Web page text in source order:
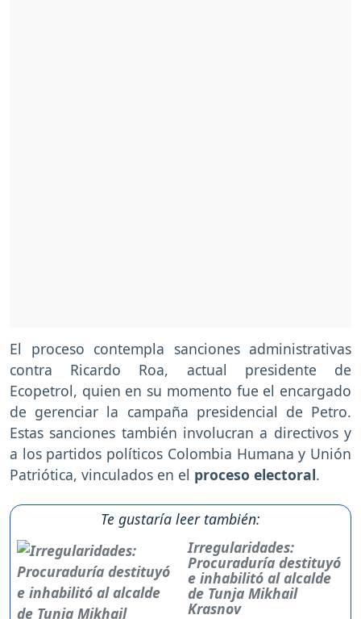
El proceso contempla sanciones administrativas
contra Ricardo Roa, actual presidente de
Ecopetrol, quien en su momento fue el encargado
de gerenciar la campaña presidencial de Petro.
Estas sanciones también involucran a directivos y
a los partidos políticos Colombia Humana y Unión
Patriótica, vinculados en el proceso electoral.
Te gustaría leer también:
Irregularidades:
Procuraduría destituyó
e inhabilitó al alcalde
de Tunja Mikhail
Krasnov